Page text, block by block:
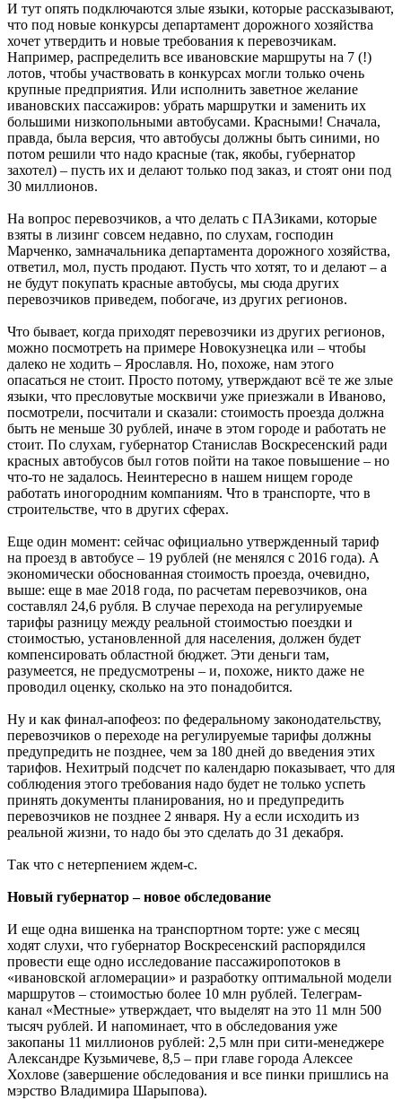
И тут опять подключаются злые языки, которые рассказывают,
что под новые конкурсы департамент дорожного хозяйства
хочет утвердить и новые требования к перевозчикам.
Например, распределить все ивановские маршруты на 7 (!)
лотов, чтобы участвовать в конкурсах могли только очень
крупные предприятия. Или исполнить заветное желание
ивановских пассажиров: убрать маршрутки и заменить их
большими низкопольными автобусами. Красными! Сначала,
правда, была версия, что автобусы должны быть синими, но
потом решили что надо красные (так, якобы, губернатор
захотел) – пусть их и делают только под заказ, и стоят они под
30 миллионов.
На вопрос перевозчиков, а что делать с ПАЗиками, которые
взяты в лизинг совсем недавно, по слухам, господин
Марченко, замначальника департамента дорожного хозяйства,
ответил, мол, пусть продают. Пусть что хотят, то и делают – а
не будут покупать красные автобусы, мы сюда других
перевозчиков приведем, побогаче, из других регионов.
Что бывает, когда приходят перевозчики из других регионов,
можно посмотреть на примере Новокузнецка или – чтобы
далеко не ходить – Ярославля. Но, похоже, нам этого
опасаться не стоит. Просто потому, утверждают всё те же злые
языки, что пресловутые москвичи уже приезжали в Иваново,
посмотрели, посчитали и сказали: стоимость проезда должна
быть не меньше 30 рублей, иначе в этом городе и работать не
стоит. По слухам, губернатор Станислав Воскресенский ради
красных автобусов был готов пойти на такое повышение – но
что-то не задалось. Неинтересно в нашем нищем городе
работать иногородним компаниям. Что в транспорте, что в
строительстве, что в других сферах.
Еще один момент: сейчас официально утвержденный тариф
на проезд в автобусе – 19 рублей (не менялся с 2016 года). А
экономически обоснованная стоимость проезда, очевидно,
выше: еще в мае 2018 года, по расчетам перевозчиков, она
составлял 24,6 рубля. В случае перехода на регулируемые
тарифы разницу между реальной стоимостью поездки и
стоимостью, установленной для населения, должен будет
компенсировать областной бюджет. Эти деньги там,
разумеется, не предусмотрены – и, похоже, никто даже не
проводил оценку, сколько на это понадобится.
Ну и как финал-апофеоз: по федеральному законодательству,
перевозчиков о переходе на регулируемые тарифы должны
предупредить не позднее, чем за 180 дней до введения этих
тарифов. Нехитрый подсчет по календарю показывает, что для
соблюдения этого требования надо будет не только успеть
принять документы планирования, но и предупредить
перевозчиков не позднее 2 января. Ну а если исходить из
реальной жизни, то надо бы это сделать до 31 декабря.
Так что с нетерпением ждем-с.
Новый губернатор – новое обследование
И еще одна вишенка на транспортном торте: уже с месяц
ходят слухи, что губернатор Воскресенский распорядился
провести еще одно исследование пассажиропотоков в
«ивановской агломерации» и разработку оптимальной модели
маршрутов – стоимостью более 10 млн рублей. Телеграм-
канал «Местные» утверждает, что выделят на это 11 млн 500
тысяч рублей. И напоминает, что в обследования уже
закопаны 11 миллионов рублей: 2,5 млн при сити-менеджере
Александре Кузьмичеве, 8,5 – при главе города Алексее
Хохлове (завершение обследования и все пинки пришлись на
мэрство Владимира Шарыпова).